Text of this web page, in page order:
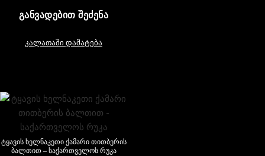
ᲒᲐᲜᲕᲐᲓᲔᲑᲘᲗ ᲨᲔᲫᲔᲜᲐ
კალათაში დამატება
ტყავის ხელნაკეთი ქამარი თითბერის
ბალთით – საქართველოს რუკა